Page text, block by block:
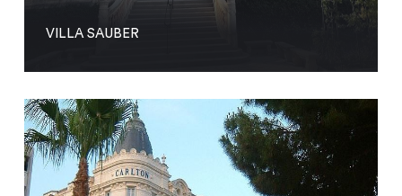
VILLA SAUBER